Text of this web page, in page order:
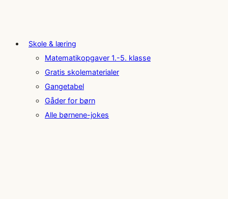
Skole & læring
Matematikopgaver 1.-5. klasse
Gratis skolematerialer
Gangetabel
Gåder for børn
Alle børnene-jokes